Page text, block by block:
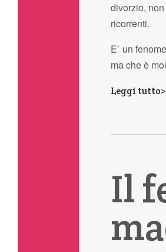
divorzio,
ricorrenti.
E’ un
ma che è
Leggi
Il